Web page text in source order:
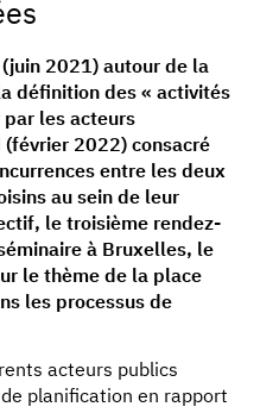
2021) autour de la
définition des « activités
les acteurs
2022) consacré
entre les deux
au sein de leur
le troisième rendez-
à Bruxelles, le
le thème de la place
les processus de
acteurs publics
planification en rapport